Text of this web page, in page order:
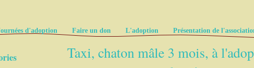
d'adoption Faire un don L'adoption Présentation de
Taxi, chaton mâle 3 mois, à